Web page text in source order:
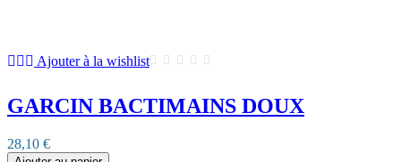
Ajouter à la wishlist
GARCIN BACTIMAINS DOUX
28,10 €